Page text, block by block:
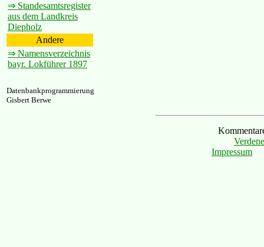
⇒ Standesamtsregister
aus dem Landkreis
Diepholz
Andere
⇒ Namensverzeichnis
bayr. Lokführer 1897
Datenbankprogrammierung
Gisbert Berwe
Impressum